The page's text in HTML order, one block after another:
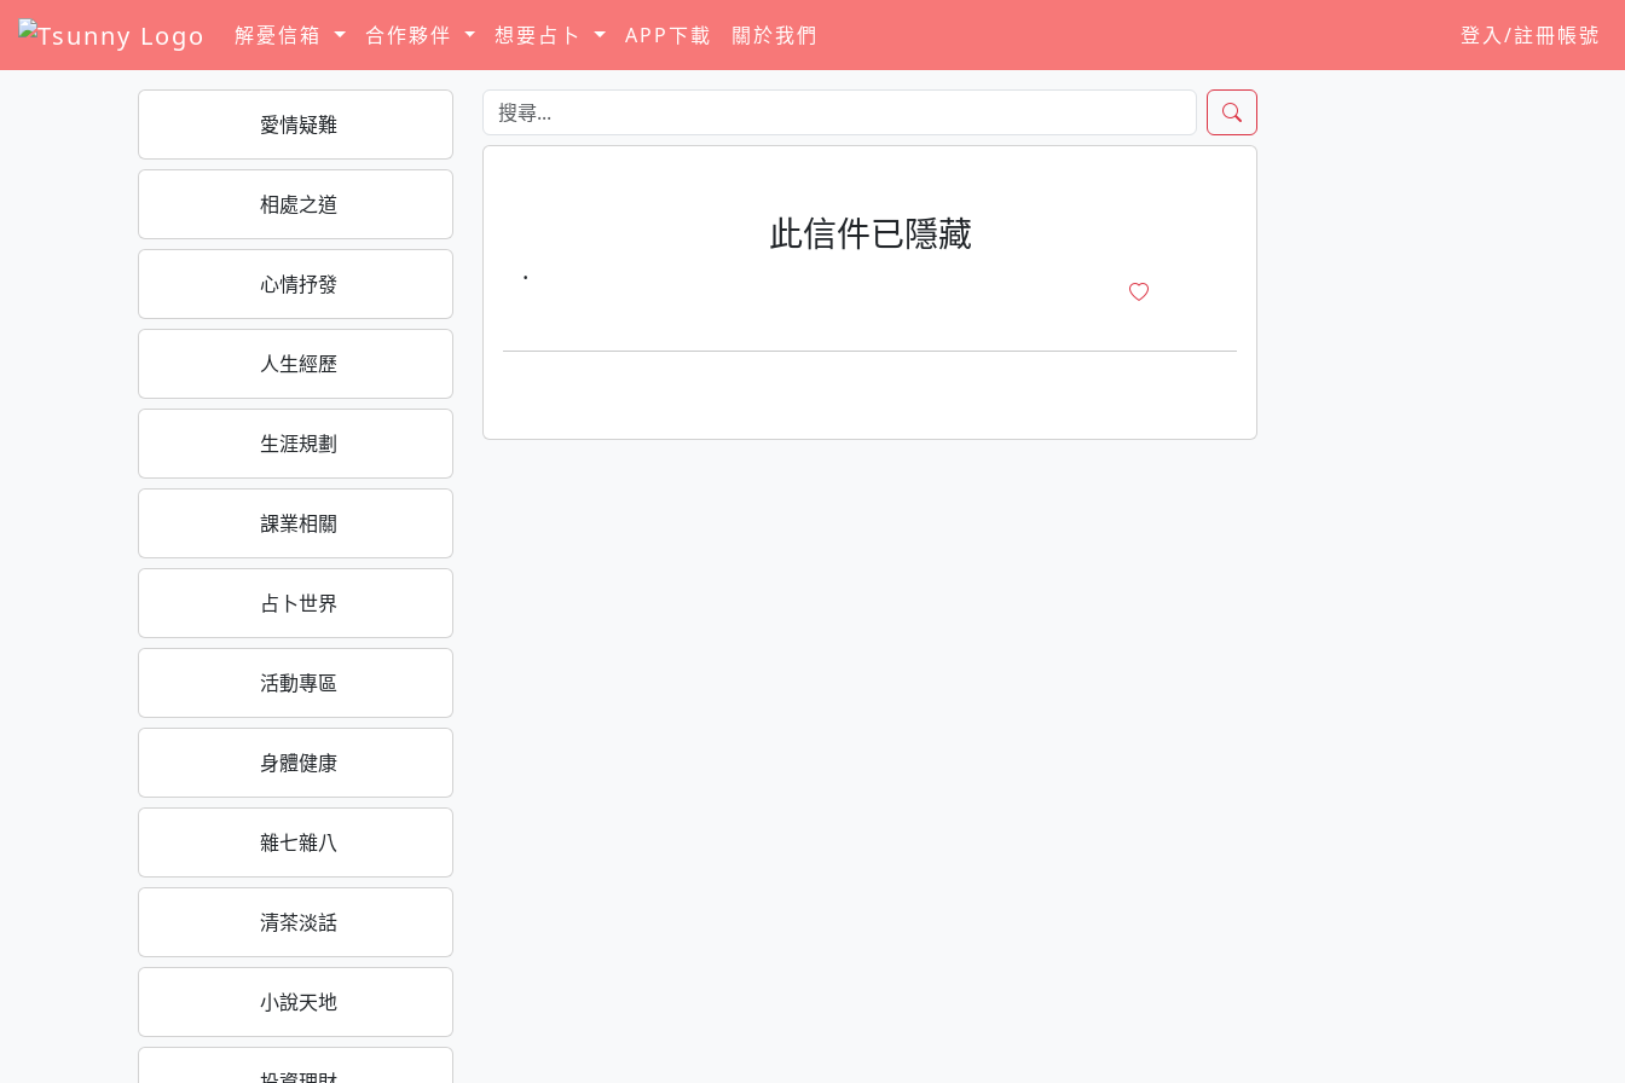
解憂信箱 合作夥伴 想要占卜 APP下載 關於我們 登入/註冊帳號
愛情疑難
相處之道
心情抒發
人生經歷
生涯規劃
課業相關
占卜世界
活動專區
身體健康
雜七雜八
清茶淡話
小說天地
此信件已隱藏
·